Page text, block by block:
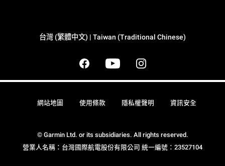
台灣 (繁體中文) | Taiwan (Traditional Chinese)
© Garmin Ltd. or its subsidiaries. All rights reserved.
營業人名稱：台灣國際航電股份有限公司 統一編號：23527104
網站地圖 使用條款 隱私權聲明 資訊安全